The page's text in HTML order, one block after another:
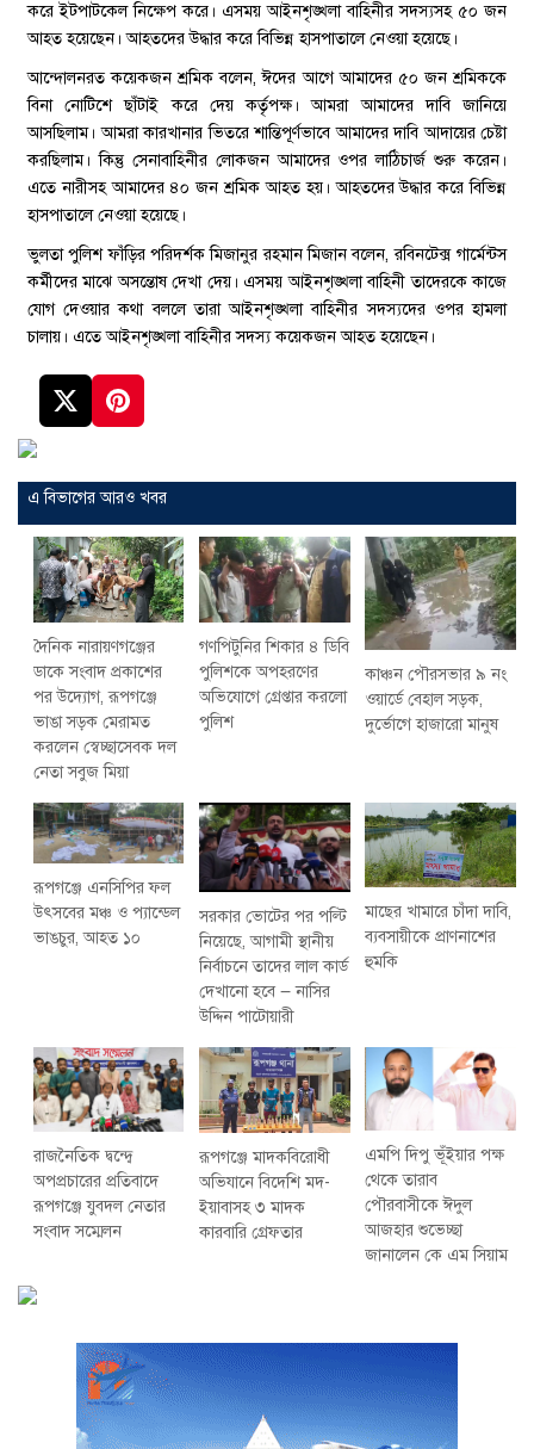
করে ইটপাটকেল নিক্ষেপ করে। এসময় আইনশৃঙ্খলা বাহিনীর সদস্যসহ ৫০ জন
আহত হয়েছেন। আহতদের উদ্ধার করে বিভিন্ন হাসপাতালে নেওয়া হয়েছে।
আন্দোলনরত কয়েকজন শ্রমিক বলেন, ঈদের আগে আমাদের ৫০ জন শ্রমিককে
বিনা নোটিশে ছাঁটাই করে দেয় কর্তৃপক্ষ। আমরা আমাদের দাবি জানিয়ে
আসছিলাম। আমরা কারখানার ভিতরে শান্তিপূর্ণভাবে আমাদের দাবি আদায়ের চেষ্টা
করছিলাম। কিন্তু সেনাবাহিনীর লোকজন আমাদের ওপর লাঠিচার্জ শুরু করেন।
এতে নারীসহ আমাদের ৪০ জন শ্রমিক আহত হয়। আহতদের উদ্ধার করে বিভিন্ন
হাসপাতালে নেওয়া হয়েছে।
ভুলতা পুলিশ ফাঁড়ির পরিদর্শক মিজানুর রহমান মিজান বলেন, রবিনটেক্স গার্মেন্টস
কর্মীদের মাঝে অসন্তোষ দেখা দেয়। এসময় আইনশৃঙ্খলা বাহিনী তাদেরকে কাজে
যোগ দেওয়ার কথা বললে তারা আইনশৃঙ্খলা বাহিনীর সদস্যদের ওপর হামলা
চালায়। এতে আইনশৃঙ্খলা বাহিনীর সদস্য কয়েকজন আহত হয়েছেন।
এ বিভাগের আরও খবর
দৈনিক নারায়ণগঞ্জের
ডাকে সংবাদ প্রকাশের
পর উদ্যোগ, রূপগঞ্জে
ভাঙা সড়ক মেরামত
করলেন স্বেচ্ছাসেবক দল
নেতা সবুজ মিয়া
গণপিটুনির শিকার ৪ ডিবি
পুলিশকে অপহরণের
অভিযোগে গ্রেপ্তার করলো
পুলিশ
কাঞ্চন পৌরসভার ৯ নং
ওয়ার্ডে বেহাল সড়ক,
দুর্ভোগে হাজারো মানুষ
রূপগঞ্জে এনসিপির ফল
উৎসবের মঞ্চ ও প্যান্ডেল
ভাঙচুর, আহত ১০
সরকার ভোটের পর পল্টি
নিয়েছে, আগামী স্থানীয়
নির্বাচনে তাদের লাল কার্ড
দেখানো হবে — নাসির
উদ্দিন পাটোয়ারী
মাছের খামারে চাঁদা দাবি,
ব্যবসায়ীকে প্রাণনাশের
হুমকি
রাজনৈতিক দ্বন্দ্বে
অপপ্রচারের প্রতিবাদে
‎রূপগঞ্জে যুবদল নেতার
সংবাদ সম্মেলন ‎
রূপগঞ্জে মাদকবিরোধী
অভিযানে বিদেশি মদ-
ইয়াবাসহ ৩ মাদক
কারবারি গ্রেফতার
এমপি দিপু ভূঁইয়ার পক্ষ
থেকে তারাব
পৌরবাসীকে ঈদুল
আজহার শুভেচ্ছা
জানালেন কে এম সিয়াম